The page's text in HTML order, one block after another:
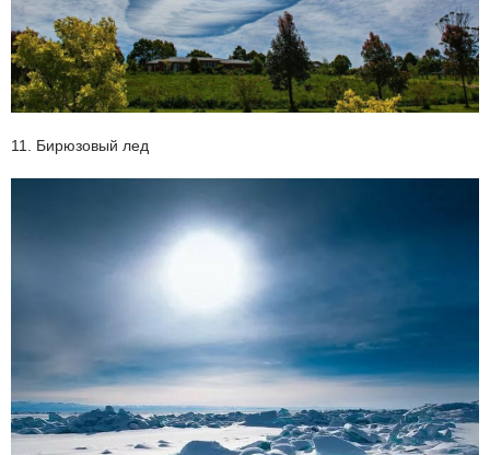
11. Бирюзовый лед